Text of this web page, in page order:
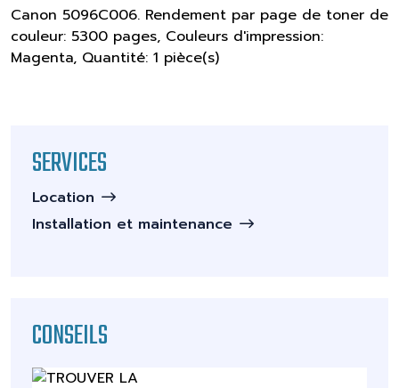
Canon 5096C006. Rendement par page de toner de
couleur: 5300 pages, Couleurs d'impression:
Magenta, Quantité: 1 pièce(s)
SERVICES
Location
Installation et maintenance
CONSEILS